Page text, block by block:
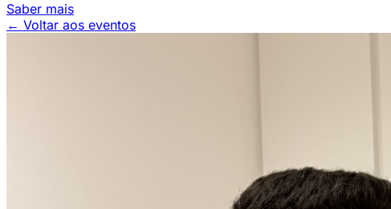
Saber mais
← Voltar aos eventos